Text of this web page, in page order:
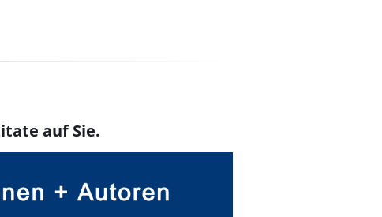
auf Sie.